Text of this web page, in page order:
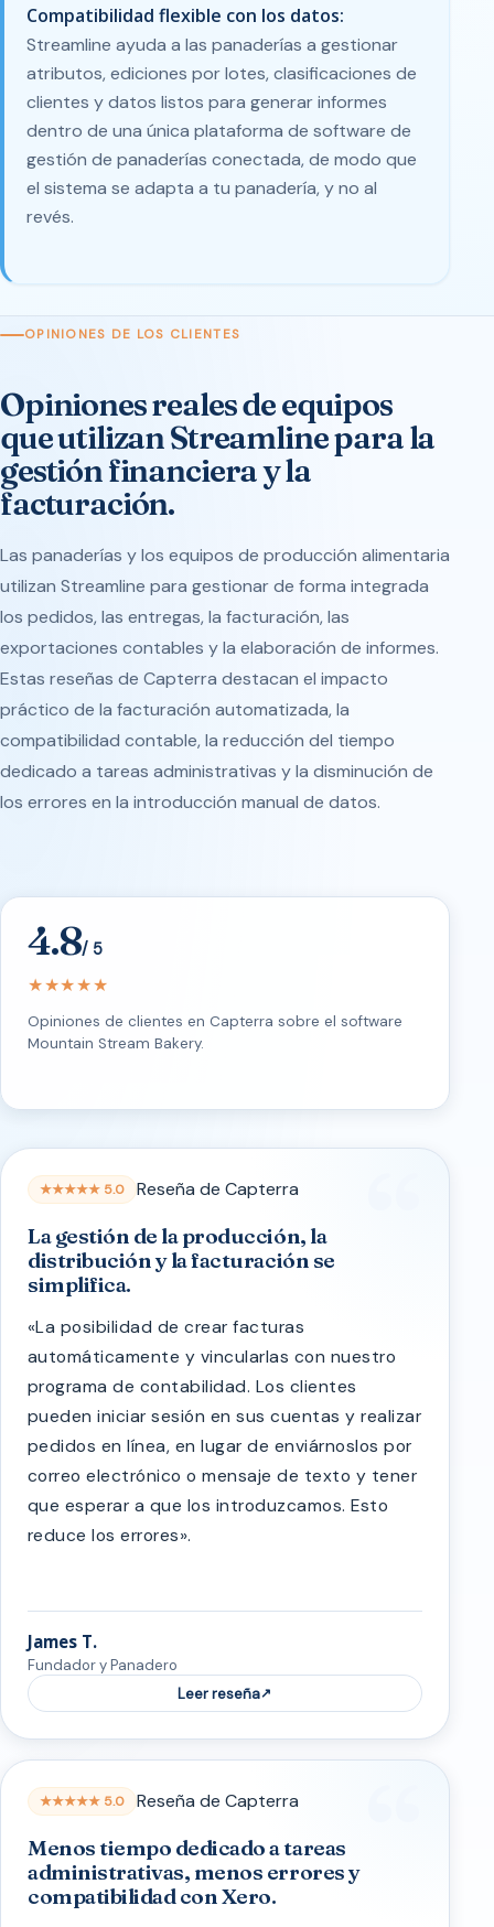
Compatibilidad flexible con los datos:
Streamline ayuda a las panaderías a gestionar
atributos, ediciones por lotes, clasificaciones de
clientes y datos listos para generar informes
dentro de una única plataforma de software de
gestión de panaderías conectada, de modo que
el sistema se adapta a tu panadería, y no al
revés.
OPINIONES DE LOS CLIENTES
Opiniones reales de equipos
que utilizan Streamline para la
gestión financiera y la
facturación.
Las panaderías y los equipos de producción alimentaria
utilizan Streamline para gestionar de forma integrada
los pedidos, las entregas, la facturación, las
exportaciones contables y la elaboración de informes.
Estas reseñas de Capterra destacan el impacto
práctico de la facturación automatizada, la
compatibilidad contable, la reducción del tiempo
dedicado a tareas administrativas y la disminución de
los errores en la introducción manual de datos.
4.8/ 5
★★★★★
Opiniones de clientes en Capterra sobre el software
Mountain Stream Bakery.
★★★★★ 5.0 Reseña de Capterra
La gestión de la producción, la
distribución y la facturación se
simplifica.
«La posibilidad de crear facturas
automáticamente y vincularlas con nuestro
programa de contabilidad. Los clientes
pueden iniciar sesión en sus cuentas y realizar
pedidos en línea, en lugar de enviárnoslos por
correo electrónico o mensaje de texto y tener
que esperar a que los introduzcamos. Esto
reduce los errores».
James T.
Fundador y Panadero
Leer reseña
★★★★★ 5.0 Reseña de Capterra
Menos tiempo dedicado a tareas
administrativas, menos errores y
compatibilidad con Xero.